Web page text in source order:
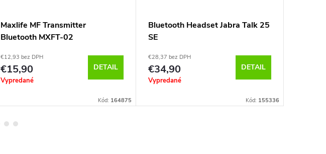
Maxlife MF Transmitter
Bluetooth MXFT-02
€12,93 bez DPH
€15,90
Vypredané
DETAIL
Kód: 164875
Bluetooth Headset Jabra Talk 25
SE
€28,37 bez DPH
€34,90
Vypredané
DETAIL
Kód: 155336